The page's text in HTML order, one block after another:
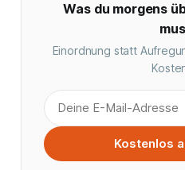
Was du morgens
Einordnung statt
Kostenlos